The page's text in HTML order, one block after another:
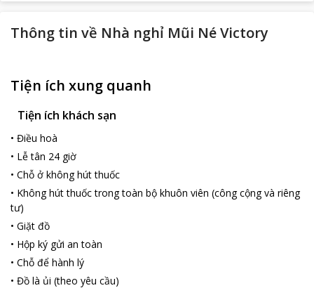
Thông tin về Nhà nghỉ Mũi Né Victory
Tiện ích xung quanh
Tiện ích khách sạn
• Điều hoà
• Lễ tân 24 giờ
• Chỗ ở không hút thuốc
• Không hút thuốc trong toàn bộ khuôn viên (công cộng và riêng
tư)
• Giặt đồ
• Hộp ký gửi an toàn
• Chỗ để hành lý
• Đồ là ủi (theo yêu cầu)